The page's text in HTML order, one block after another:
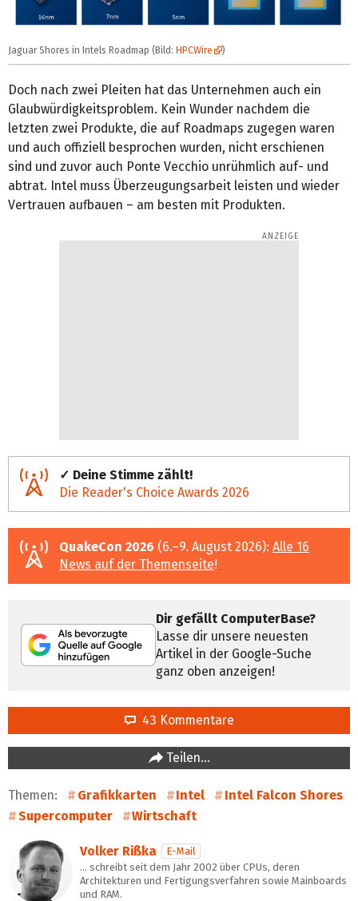
Jaguar Shores in Intels Roadmap (Bild: HPCWire )
Doch nach zwei Pleiten hat das Unternehmen auch ein
Glaubwürdigkeitsproblem. Kein Wunder nachdem die
letzten zwei Produkte, die auf Roadmaps zugegen waren
und auch offiziell besprochen wurden, nicht erschienen
sind und zuvor auch Ponte Vecchio unrühmlich auf- und
abtrat. Intel muss Überzeugungsarbeit leisten und wieder
Vertrauen aufbauen – am besten mit Produkten.
✓ Deine Stimme zählt!
Die Reader's Choice Awards 2026
QuakeCon 2026 (6.–9. August 2026): Alle 16
News auf der Themenseite!
Dir gefällt ComputerBase?
Lasse dir unsere neuesten
Artikel in der Google-Suche
ganz oben anzeigen!
43 Kommentare
Teilen…
Themen: Grafikkarten Intel
Intel Falcon Shores
Supercomputer
Wirtschaft
Volker Rißka
E-Mail
… schreibt seit dem Jahr 2002 über CPUs, deren
Architekturen und Fertigungsverfahren sowie Mainboards
und RAM.